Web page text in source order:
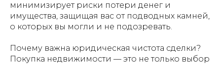
минимизирует риски потери денег и
имущества, защищая вас от подводных камней,
о которых вы могли и не подозревать.
Почему важна юридическая чистота сделки?
Покупка недвижимости — это не только выбор